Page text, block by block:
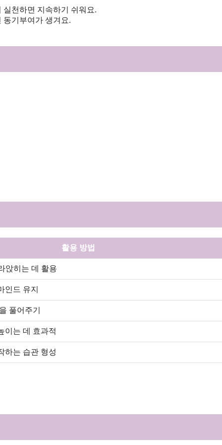
천하면 지속하기 쉬워요.
기부여가 생겨요.
활용 방법
앉히는 데 활용
인드 유지
풀어주기
이는 데 효과적
하는 습관 형성